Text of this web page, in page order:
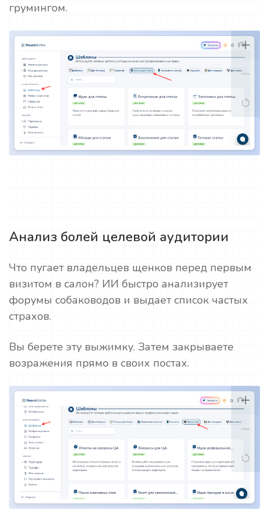
грумингом.
Анализ болей целевой аудитории
Что пугает владельцев щенков перед первым
визитом в салон? ИИ быстро анализирует
форумы собаководов и выдает список частых
страхов.
Вы берете эту выжимку. Затем закрываете
возражения прямо в своих постах.